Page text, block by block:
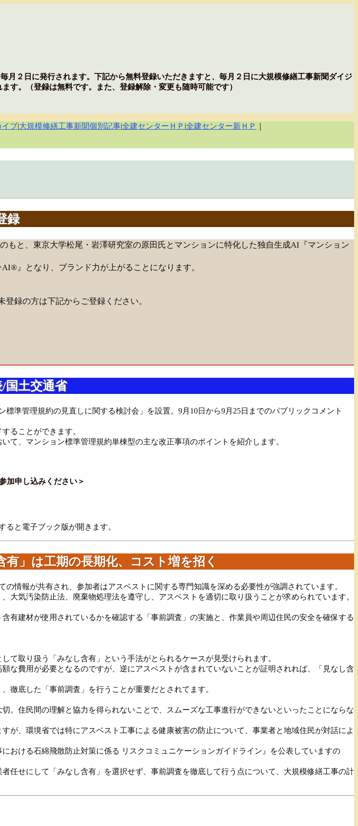
２日に発行されます。下記から無料登録いただきますと、毎月２日に大規模修繕工事新聞ダイジ
す。（登録は無料です。また、登録解除・変更も随時可能です）
イブ|大規模修繕工事新聞個別記事|全建センターＨＰ |全建センター新ＨＰ
録
と、東京大学松尾・岩澤研究室の原田氏とマンションに特化した独自生成AI『マンション
』となり、ブランド力が上がることになります。
録の方は下記からご登録ください。
国土交通省
準管理規約の見直しに関する検討会」を設置。9月10日から9月25日までのパブリックコメント
ることができます。
て、マンション標準管理規約単棟型の主な改正事項のポイントを紹介します。
加申し込みください＞
ると電子ブック版が開きます。
」は工期の長期化、コスト増を招く
情報が共有され、参加者はアスベストに関する専門知識を深める必要性が強調されています。
大気汚染防止法、廃棄物処理法を遵守し、アスベストを適切に取り扱うことが求められています。
有建材が使用されているかを確認する「事前調査」の実施と、作業員や周辺住民の安全を確保する
て取り扱う「みなし含有」という手法がとられるケースが見受けられます。
な費用が必要となるのですが、逆にアスベストが含まれていないことが証明されれば、「見なし含
徹底した「事前調査」を行うことが重要だとされてます。
。住民間の理解と協力を得られないことで、スムーズな工事進行ができないといったことにならな
が、環境省では特にアスベスト工事による健康被害の防止について、事業者と地域住民が対話によ
おける石綿飛散防止対策に係る リスクコミュニケーションガイドライン』を公表していますの
任せにして「みなし含有」を選択せず、事前調査を徹底して行う点について、大規模修繕工事の計